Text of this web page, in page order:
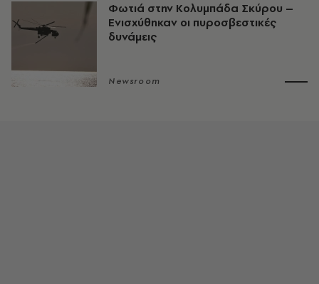
Φωτιά στην Κολυμπάδα Σκύρου –
Ενισχύθηκαν οι πυροσβεστικές
δυνάμεις
Newsroom